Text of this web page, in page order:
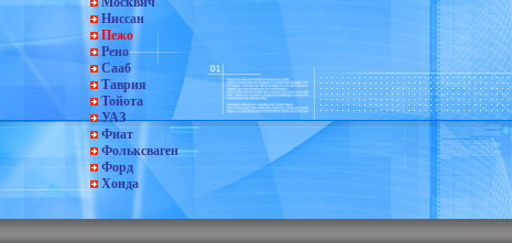
Ниссан
Пежо
Рено
Сааб
Таврия
Тойота
УАЗ
Фиат
Фольксваген
Форд
Хонда